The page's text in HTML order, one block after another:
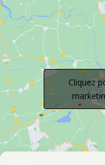
Cliquez